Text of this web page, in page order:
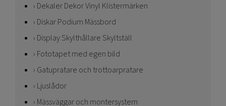
Dekaler Dekor Vinyl Klistermärken
Diskar Podium Mässbord
Display Skylthållare Skyltställ
Fototapet med egen bild
Gatupratare och trottoarpratare
Ljuslådor
Mässväggar och montersystem